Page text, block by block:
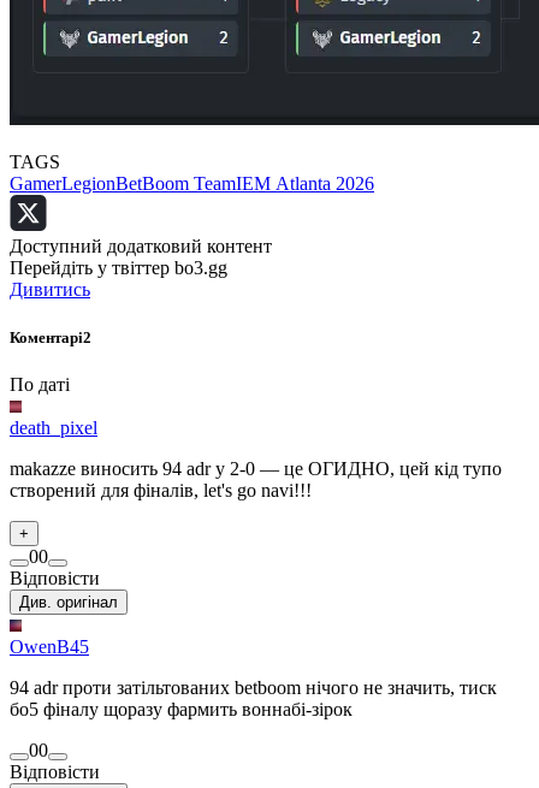
TAGS
GamerLegionBetBoom TeamIEM Atlanta 2026
Доступний додатковий контент
Перейдіть у твіттер bo3.gg
Дивитись
Коментарі2
По даті
death_pixel
makazze виносить 94 adr у 2-0 — це ОГИДНО, цей кід тупо
створений для фіналів, let's go navi!!!
+
00
Відповісти
Див. оригінал
OwenB45
94 adr проти затільтованих betboom нічого не значить, тиск
бо5 фіналу щоразу фармить воннабі-зірок
00
Відповісти